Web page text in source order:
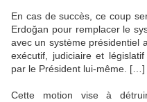
En cas de succès, ce coup
Erdoğan pour remplacer le
avec un système présidentiel
exécutif, judiciaire et
par le Président lui-même. […]
Cette motion vise à